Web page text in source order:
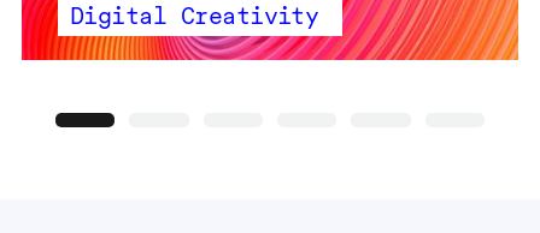
Digital Creativity